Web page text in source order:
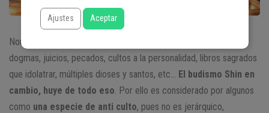
Normalmente todas las religiones llevan aparejadas una serie de
dogmas, juicios, pecados, cultos a la personalidad, libros sagrados
que idolatrar, múltiples dioses y santos, etc… El budismo Shin en
cambio, huye de todo eso . Por ello es considerado por algunos
como una especie de anti culto, pues no es jerárquico,
Ajustes Aceptar